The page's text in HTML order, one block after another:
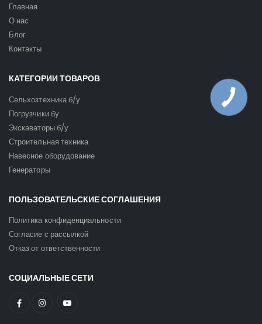
Главная
О нас
Блог
Контакты
КАТЕГОРИИ ТОВАРОВ
Сельхозтехника б/у
Погрузчики бу
Экскаваторы б/у
Строительная техника
Навесное оборудование
Генераторы
ПОЛЬЗОВАТЕЛЬСКИЕ СОГЛАШЕНИЯ
Политика конфиденциальности
Согласие с рассылкой
Отказ от ответственности
СОЦИАЛЬНЫЕ СЕТИ